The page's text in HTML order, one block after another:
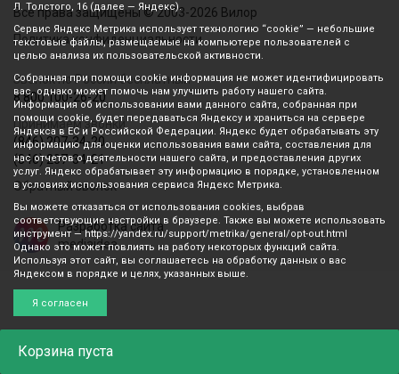
Корзина пуста
Все права защищены © 2003-2026 Вилор
Политика конфиденциальности
Звонок по России бесплатный
8 800 100-26-20
Принимаем звонки
(846) 207-34-20
(846) 207-34-21
Обратный звонок
Разработка сайта
mediaidea
Л. Толстого, 16 (далее — Яндекс).
Сервис Яндекс Метрика использует технологию “cookie” — небольшие
текстовые файлы, размещаемые на компьютере пользователей с
целью анализа их пользовательской активности.
Собранная при помощи cookie информация не может идентифицировать
вас, однако может помочь нам улучшить работу нашего сайта.
Информация об использовании вами данного сайта, собранная при
помощи cookie, будет передаваться Яндексу и храниться на сервере
Яндекса в ЕС и Российской Федерации. Яндекс будет обрабатывать эту
информацию для оценки использования вами сайта, составления для
нас отчетов о деятельности нашего сайта, и предоставления других
услуг. Яндекс обрабатывает эту информацию в порядке, установленном
в условиях использования сервиса Яндекс Метрика.
Вы можете отказаться от использования cookies, выбрав
соответствующие настройки в браузере. Также вы можете использовать
инструмент — https://yandex.ru/support/metrika/general/opt-out.html
Однако это может повлиять на работу некоторых функций сайта.
Используя этот сайт, вы соглашаетесь на обработку данных о вас
Яндексом в порядке и целях, указанных выше.
Я согласен